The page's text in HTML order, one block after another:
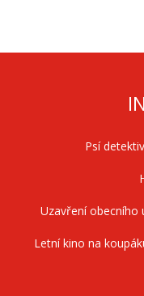
Psí
Uzavření obecního
Letní kino na